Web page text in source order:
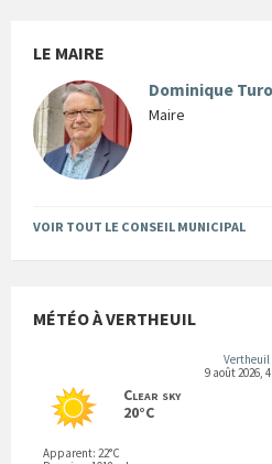
LE MAIRE
Dominique
Maire
VOIR TOUT LE CONSEIL MUNICIPAL
MÉTÉO À VERTHEUIL
Vertheuil
9 août 2026,
Clear sky
20°C
Apparent: 22°C